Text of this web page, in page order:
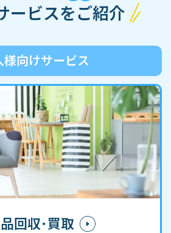
ービスをご紹介
様向けサービス
回収･買取